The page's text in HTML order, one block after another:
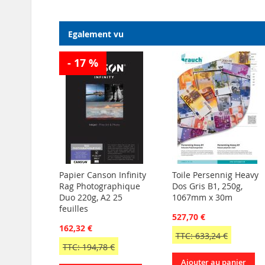
Egalement vu
- 17 %
Papier Canson Infinity
Rag Photographique
Duo 220g, A2 25
feuilles
162,32 €
TTC: 194,78 €
Toile Persennig Heavy
Dos Gris B1, 250g,
1067mm x 30m
527,70 €
TTC: 633,24 €
Ajouter au panier